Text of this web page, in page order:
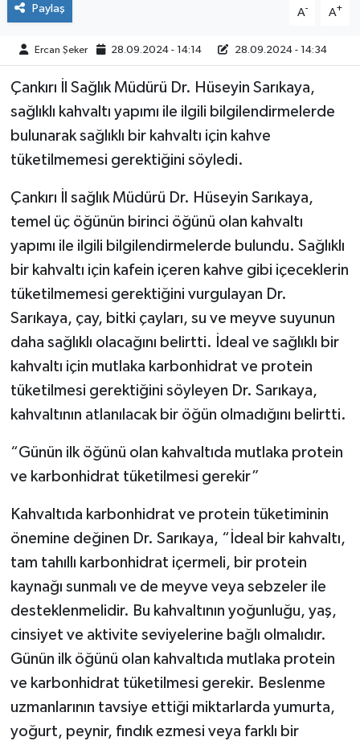
Paylaş A- A+
Ercan Şeker 28.09.2024 - 14:14 28.09.2024 - 14:34
Çankırı İl Sağlık Müdürü Dr. Hüseyin Sarıkaya,
sağlıklı kahvaltı yapımı ile ilgili bilgilendirmelerde
bulunarak sağlıklı bir kahvaltı için kahve
tüketilmemesi gerektiğini söyledi.
Çankırı İl sağlık Müdürü Dr. Hüseyin Sarıkaya,
temel üç öğünün birinci öğünü olan kahvaltı
yapımı ile ilgili bilgilendirmelerde bulundu. Sağlıklı
bir kahvaltı için kafein içeren kahve gibi içeceklerin
tüketilmemesi gerektiğini vurgulayan Dr.
Sarıkaya, çay, bitki çayları, su ve meyve suyunun
daha sağlıklı olacağını belirtti. İdeal ve sağlıklı bir
kahvaltı için mutlaka karbonhidrat ve protein
tüketilmesi gerektiğini söyleyen Dr. Sarıkaya,
kahvaltının atlanılacak bir öğün olmadığını belirtti.
“Günün ilk öğünü olan kahvaltıda mutlaka protein
ve karbonhidrat tüketilmesi gerekir”
Kahvaltıda karbonhidrat ve protein tüketiminin
önemine değinen Dr. Sarıkaya, “İdeal bir kahvaltı,
tam tahıllı karbonhidrat içermeli, bir protein
kaynağı sunmalı ve de meyve veya sebzeler ile
desteklenmelidir. Bu kahvaltının yoğunluğu, yaş,
cinsiyet ve aktivite seviyelerine bağlı olmalıdır.
Günün ilk öğünü olan kahvaltıda mutlaka protein
ve karbonhidrat tüketilmesi gerekir. Beslenme
uzmanlarının tavsiye ettiği miktarlarda yumurta,
yoğurt, peynir, fındık ezmesi veya farklı bir
MAGAZİN
VEFAT
BİLİM&TEKNOLOJİ
TÜRKİYE
DÜNYA